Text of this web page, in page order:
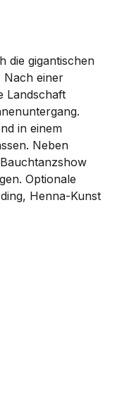
die gigantischen
Nach einer
Landschaft
in einem
Neben
Optionale
Henna-Kunst